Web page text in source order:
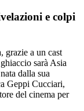
e colpi
grazie a un cast
sarà Asia
dalla sua
Geppi Cucciari,
del cinema per